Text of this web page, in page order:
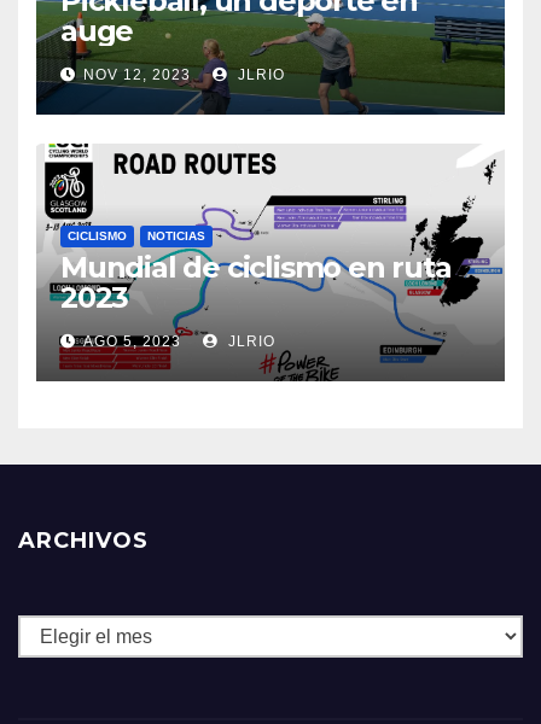
auge
NOV 12, 2023 JLRIO
CICLISMO NOTICIAS
Mundial de ciclismo en ruta
2023
AGO 5, 2023 JLRIO
ARCHIVOS
Archivos